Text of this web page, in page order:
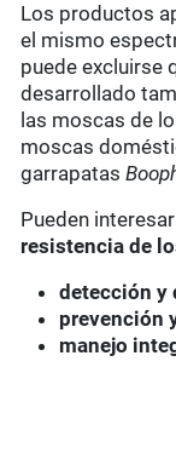
Los productos
el mismo
puede excluirse
desarrollado
las moscas de
moscas
garrapatas
Pueden
resistencia de
detección y
prevención
manejo